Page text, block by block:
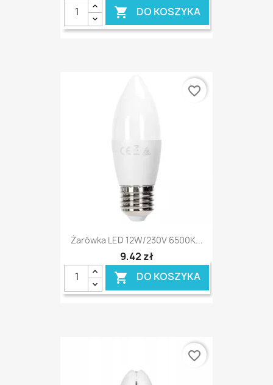
 DO KOSZYKA
Żarówka LED 12W/230V 6500K...
9,42 zł
 DO KOSZYKA
favorite_border
favorite_border